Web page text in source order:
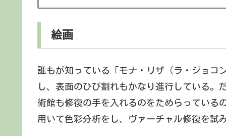
絵画
誰もが知っている「モナ・リザ（ラ・ジョコ
し、表面のひび割れもかなり進行している
術館も修復の手を入れるのをためらっている
用いて色彩分析をし、ヴァーチャル修復を試